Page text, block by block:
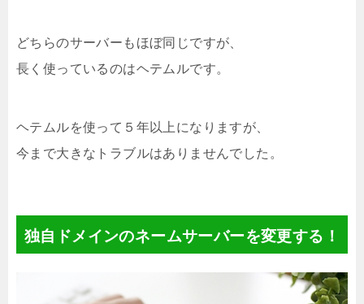
どちらのサーバーもほぼ同じですが、
長く使っているのはヘテムルです。
ヘテムルを使って５年以上になりますが、
今まで大きなトラブルはありませんでした。
独自ドメインのネームサーバーを変更する！